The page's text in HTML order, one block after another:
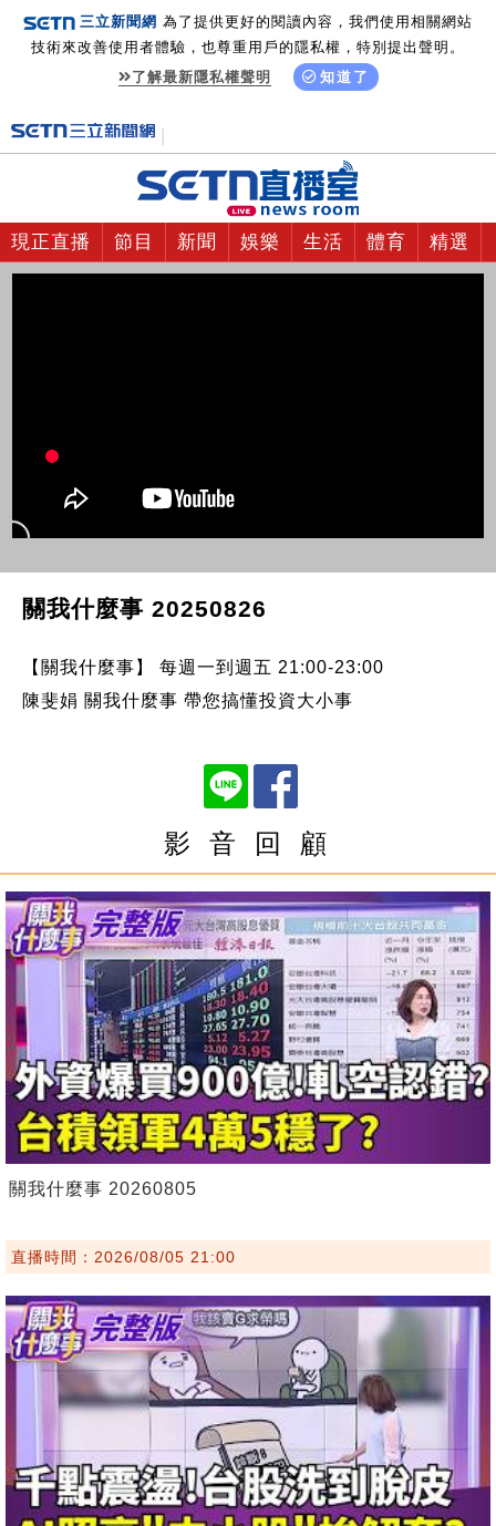
三立新聞網 為了提供更好的閱讀內容，我們使用相關網站
技術來改善使用者體驗，也尊重用戶的隱私權，特別提出聲明。
了解最新隱私權聲明
知道了
現正直播 節目 新聞 娛樂 生活 體育 精選
關我什麼事 20250826
【關我什麼事】 每週一到週五 21:00-23:00
陳斐娟 關我什麼事 帶您搞懂投資大小事
影 音 回 顧
關我什麼事 20260805
直播時間：2026/08/05 21:00